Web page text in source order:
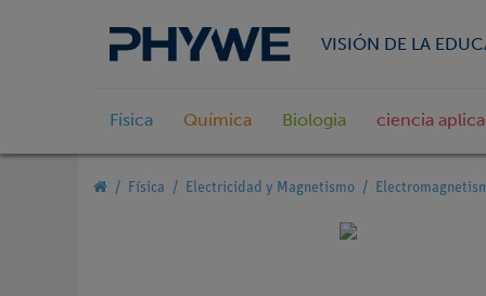
VISIÓN DE LA
Física Química Biologia ciencia
Física Electricidad y Magnetismo